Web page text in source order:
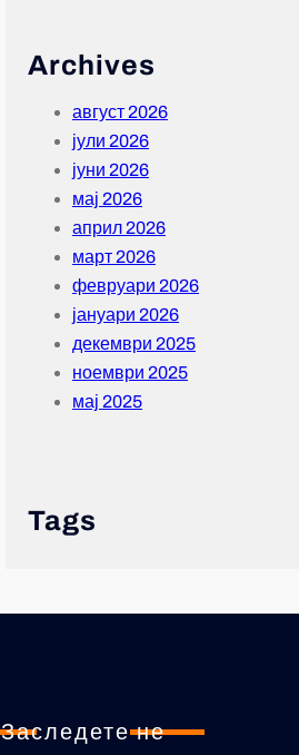
Archives
август 2026
јули 2026
јуни 2026
мај 2026
април 2026
март 2026
февруари 2026
јануари 2026
декември 2025
ноември 2025
мај 2025
Tags
Заследете не